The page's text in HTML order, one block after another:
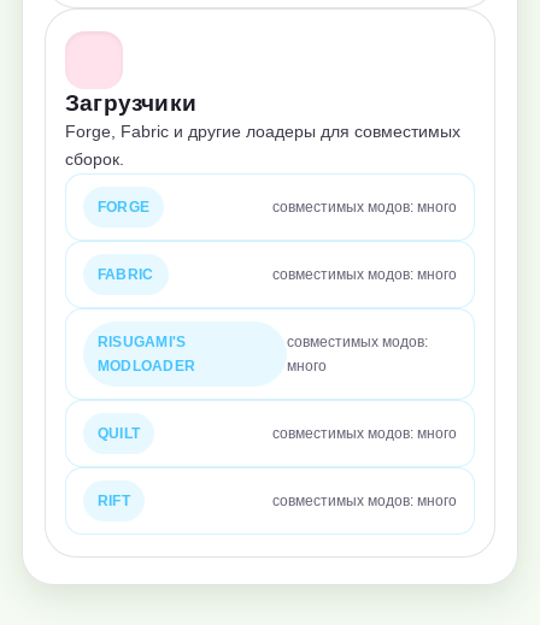
Загрузчики
Forge, Fabric и другие лоадеры для совместимых
сборок.
FORGE совместимых модов: много
FABRIC совместимых модов: много
RISUGAMI'S
MODLOADER
совместимых модов:
много
QUILT совместимых модов: много
RIFT совместимых модов: много